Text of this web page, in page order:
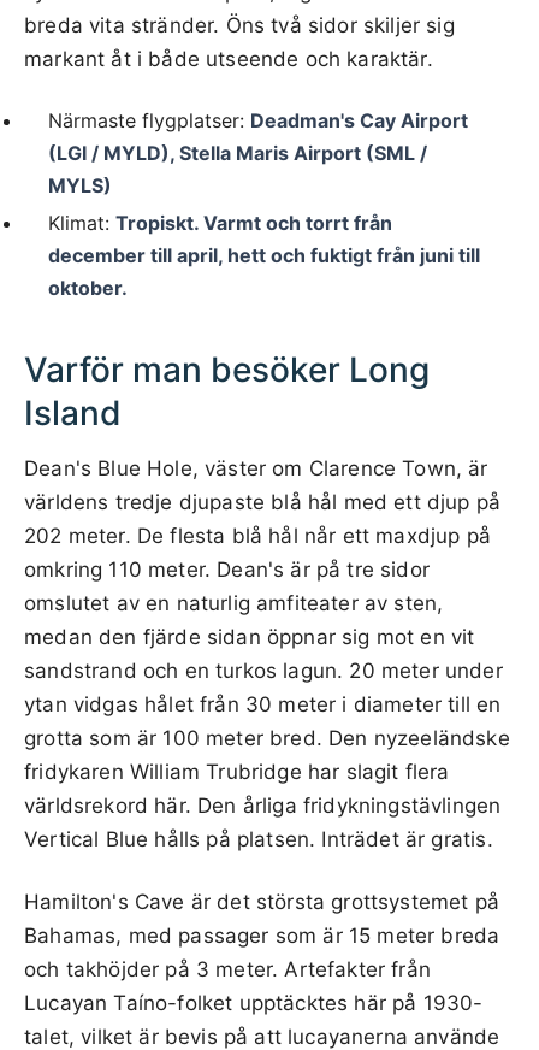
breda vita stränder. Öns två sidor skiljer sig
markant åt i både utseende och karaktär.
Närmaste flygplatser: Deadman's Cay Airport
(LGI / MYLD), Stella Maris Airport (SML /
MYLS)
Klimat: Tropiskt. Varmt och torrt från
december till april, hett och fuktigt från juni till
oktober.
Varför man besöker Long
Island
Dean's Blue Hole, väster om Clarence Town, är
världens tredje djupaste blå hål med ett djup på
202 meter. De flesta blå hål når ett maxdjup på
omkring 110 meter. Dean's är på tre sidor
omslutet av en naturlig amfiteater av sten,
medan den fjärde sidan öppnar sig mot en vit
sandstrand och en turkos lagun. 20 meter under
ytan vidgas hålet från 30 meter i diameter till en
grotta som är 100 meter bred. Den nyzeeländske
fridykaren William Trubridge har slagit flera
världsrekord här. Den årliga fridykningstävlingen
Vertical Blue hålls på platsen. Inträdet är gratis.
Hamilton's Cave är det största grottsystemet på
Bahamas, med passager som är 15 meter breda
och takhöjder på 3 meter. Artefakter från
Lucayan Taíno-folket upptäcktes här på 1930-
talet, vilket är bevis på att lucayanerna använde